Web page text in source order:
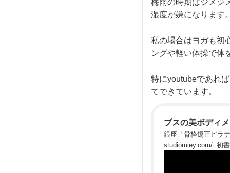
ッ
ト
ス
を教
え
梅雨
の時
ジメ
して
嫌で
ね。
ジム
に行
くの
なり
ます
し外
を歩
梅雨の時期はジメジ
湿度が嫌になります
私の場合はヨガも初
ングや軽い体操で体
特にyoutubeであれ
てできています。
ブスの美ボディ
銀座「骨格矯正ピラ
studiomiey.com/ ⁡ 初